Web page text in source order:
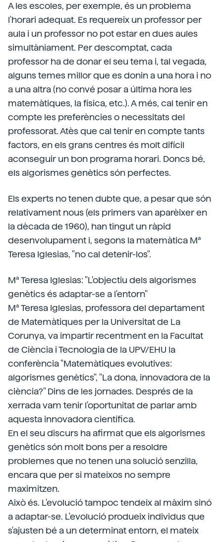
A les escoles, per exemple, és un problema
l'horari adequat. Es requereix un professor per
aula i un professor no pot estar en dues aules
simultàniament. Per descomptat, cada
professor ha de donar el seu tema i, tal vegada,
alguns temes millor que es donin a una hora i no
a una altra (no convé posar a última hora les
matemàtiques, la física, etc.). A més, cal tenir en
compte les preferències o necessitats del
professorat. Atès que cal tenir en compte tants
factors, en els grans centres és molt difícil
aconseguir un bon programa horari. Doncs bé,
els algorismes genètics són perfectes.
Els experts no tenen dubte que, a pesar que són
relativament nous (els primers van aparèixer en
la dècada de 1960), han tingut un ràpid
desenvolupament i, segons la matemàtica Mª
Teresa Iglesias, "no cal detenir-los".
Mª Teresa Iglesias: "L'objectiu dels algorismes
genètics és adaptar-se a l'entorn"
Mª Teresa Iglesias, professora del departament
de Matemàtiques per la Universitat de La
Corunya, va impartir recentment en la Facultat
de Ciència i Tecnologia de la UPV/EHU la
conferència "Matemàtiques evolutives:
algorismes genètics", "La dona, innovadora de la
ciència?" Dins de les jornades. Després de la
xerrada vam tenir l'oportunitat de parlar amb
aquesta innovadora científica.
En el seu discurs ha afirmat que els algorismes
genètics són molt bons per a resoldre
problemes que no tenen una solució senzilla,
encara que per si mateixos no sempre
maximitzen.
Això és. L'evolució tampoc tendeix al màxim sinó
a adaptar-se. L'evolució produeix individus que
s'ajusten bé a un determinat entorn, el mateix